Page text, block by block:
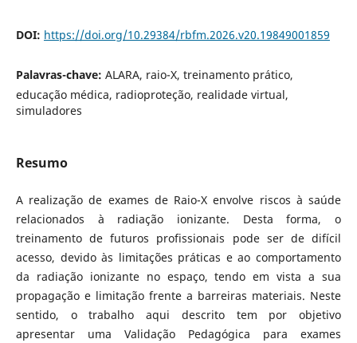
DOI: https://doi.org/10.29384/rbfm.2026.v20.19849001859
Palavras-chave: ALARA, raio-X, treinamento prático,
educação médica, radioproteção, realidade virtual,
simuladores
Resumo
A realização de exames de Raio-X envolve riscos à saúde
relacionados à radiação ionizante. Desta forma, o
treinamento de futuros profissionais pode ser de difícil
acesso, devido às limitações práticas e ao comportamento
da radiação ionizante no espaço, tendo em vista a sua
propagação e limitação frente a barreiras materiais. Neste
sentido, o trabalho aqui descrito tem por objetivo
apresentar uma Validação Pedagógica para exames